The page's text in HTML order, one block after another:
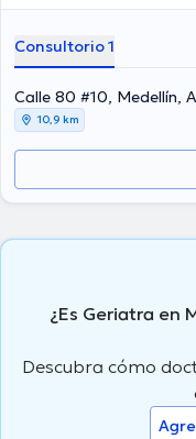
Consultorio 1
Calle 80 #10, Medellín,
10,9 km
¿Es Geriatra en
Descubra cómo